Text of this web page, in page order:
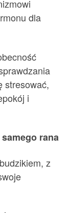
dla
stresować,
i
rana
z